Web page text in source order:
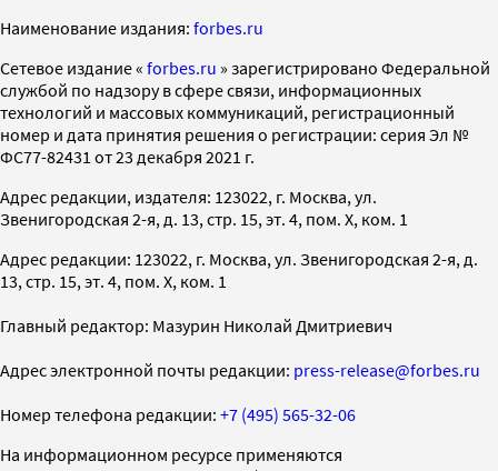
Наименование издания: forbes.ru
Cетевое издание « forbes.ru » зарегистрировано Федеральной
службой по надзору в сфере связи, информационных
технологий и массовых коммуникаций, регистрационный
номер и дата принятия решения о регистрации: серия Эл №
ФС77-82431 от 23 декабря 2021 г.
Адрес редакции, издателя: 123022, г. Москва, ул.
Звенигородская 2-я, д. 13, стр. 15, эт. 4, пом. X, ком. 1
Адрес редакции: 123022, г. Москва, ул. Звенигородская 2-я, д.
13, стр. 15, эт. 4, пом. X, ком. 1
Главный редактор: Мазурин Николай Дмитриевич
Адрес электронной почты редакции: press-release@forbes.ru
Номер телефона редакции: +7 (495) 565-32-06
На информационном ресурсе применяются